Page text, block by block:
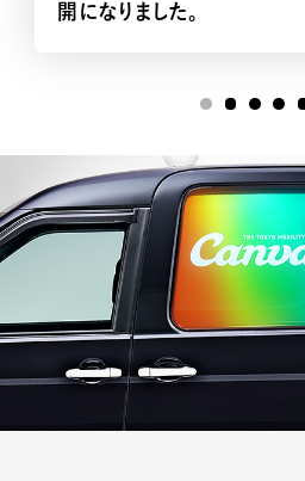
開になりました。